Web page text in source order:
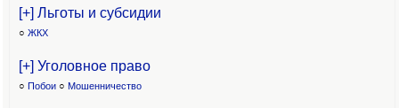
[+] Льготы и субсидии
○ ЖКХ
[+] Уголовное право
○ Побои ○ Мошенничество